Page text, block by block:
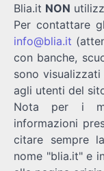
Blia.it NON
Per contattare
info@blia.it
con banche,
sono
agli utenti del
Nota per i
informazioni
citare sempre
nome "blia.it" e